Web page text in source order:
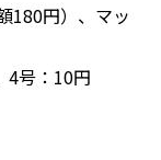
180円）、マッ
4号：10円